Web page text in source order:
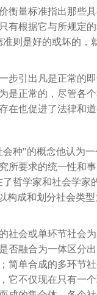
衡量标准指出那些
根据它与所规定
则是好的或坏的，
步引出凡是正常的
是正常的，尽管各
在也促进了法律和道
种"的概念他认为
所要求的统一性和
哲学家和社会学家
成和划分社会类
社会或单环节社会
否融合为一体区分
简单合成的多环节
它不仅现在只有一